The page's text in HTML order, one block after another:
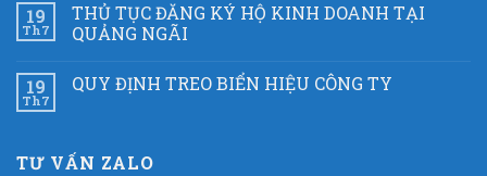
19
Th7
THỦ TỤC ĐĂNG KÝ HỘ KINH DOANH TẠI
QUẢNG NGÃI
19
Th7
QUY ĐỊNH TREO BIỂN HIỆU CÔNG TY
TƯ VẤN ZALO